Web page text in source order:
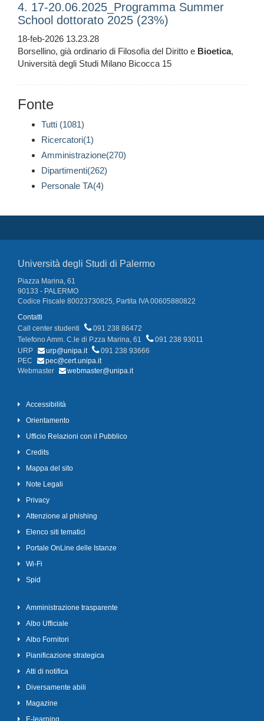
4. 17-20.06.2025_Programma Summer
School dottorato 2025 (23%)
18-feb-2026 13.23.28
Borsellino, già ordinario di Filosofia del Diritto e Bioetica,
Università degli Studi Milano Bicocca 15
Fonte
Tutti (1081)
Ricercatori(1)
Amministrazione(270)
Dipartimenti(262)
Personale TA(4)
Università degli Studi di Palermo
Piazza Marina, 61
90133 - PALERMO
Codice Fiscale 80023730825, Partita IVA 00605880822
Contatti
Call center studenti
091 238 86472
Telefono Amm. C.le di P.zza Marina, 61
091 238 93011
URP
urp@unipa.it
091 238 93666
PEC
pec@cert.unipa.it
Webmaster
webmaster@unipa.it
Accessibilità
Orientamento
Ufficio Relazioni con il Pubblico
Credits
Mappa del sito
Note Legali
Privacy
Attenzione al phishing
Elenco siti tematici
Portale OnLine delle Istanze
Wi-Fi
Spid
Amministrazione trasparente
Albo Ufficiale
Albo Fornitori
Pianificazione strategica
Atti di notifica
Diversamente abili
Magazine